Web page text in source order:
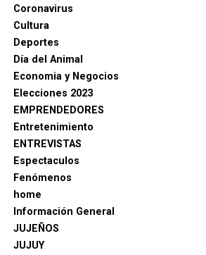
Coronavirus
Cultura
Deportes
Día del Animal
Economia y Negocios
Elecciones 2023
EMPRENDEDORES
Entretenimiento
ENTREVISTAS
Espectaculos
Fenómenos
home
Información General
JUJEÑOS
JUJUY